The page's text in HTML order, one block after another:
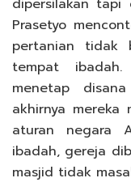
dipersilakan
Prasetyo
pertanian tidak
tempat ibadah.
menetap
akhirnya mereka
aturan negara
ibadah, gereja
masjid tidak